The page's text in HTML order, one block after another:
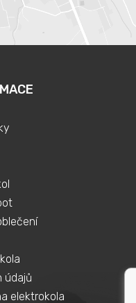
údajů
elektrokola